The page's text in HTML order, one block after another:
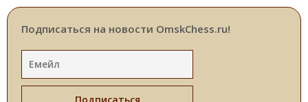
Подписаться на новости OmskChess.ru!